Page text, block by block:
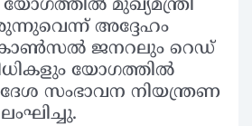
മുഖ്യമന്ത്രി
അദ്ദേഹം
ജനറലും റെഡ്
യോഗത്തില്‍
സംഭാവന നിയന്ത്രണ
ലംഘിച്ചു.